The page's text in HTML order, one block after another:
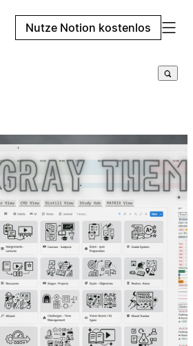
Nutze Notion kostenlos